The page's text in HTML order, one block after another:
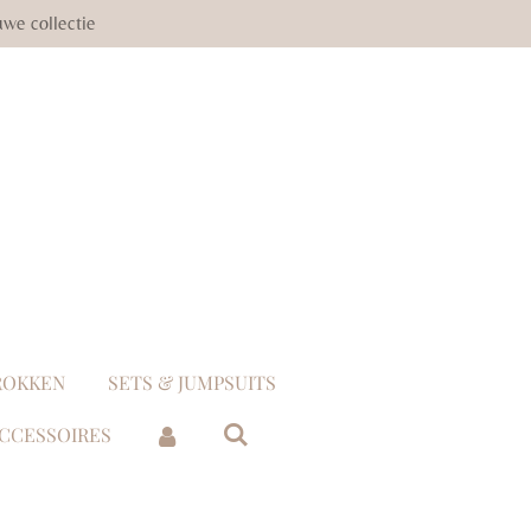
collectie
SETS & JUMPSUITS